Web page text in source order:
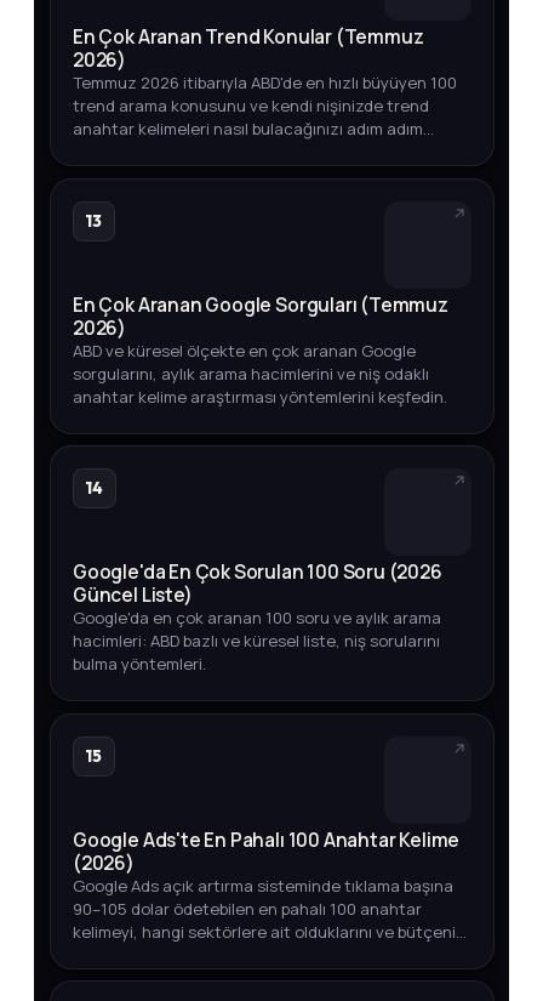
En Çok Aranan Trend Konular (Temmuz
2026)
Temmuz 2026 itibarıyla ABD'de en hızlı büyüyen 100
trend arama konusunu ve kendi nişinizde trend
anahtar kelimeleri nasıl bulacağınızı adım adım
13
En Çok Aranan Google Sorguları (Temmuz
2026)
ABD ve küresel ölçekte en çok aranan Google
sorgularını, aylık arama hacimlerini ve niş odaklı
anahtar kelime araştırması yöntemlerini keşfedin.
14
Google'da En Çok Sorulan 100 Soru (2026
Güncel Liste)
Google'da en çok aranan 100 soru ve aylık arama
hacimleri: ABD bazlı ve küresel liste, niş sorularını
bulma yöntemleri.
15
Google Ads'te En Pahalı 100 Anahtar Kelime
(2026)
Google Ads açık artırma sisteminde tıklama başına
90–105 dolar ödetebilen en pahalı 100 anahtar
kelimeyi, hangi sektörlere ait olduklarını ve bütçenizi